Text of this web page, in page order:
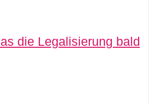
die Legalisierung bald